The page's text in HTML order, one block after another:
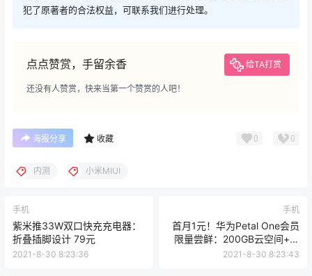
犯了原著者的合法权益，可联系我们进行处理。
点点赞赏，手留余香 给TA打赏
还没有人赞赏，快来当第一个赞赏的人吧！
海报分享 收藏 0 0
内测 小米MIUI
手机
紫米推33W双口快充充电器：
折叠插脚设计 79元
2021-8-30 8:23:36
手机
首月1元！华为Petal One会员
限量尝鲜：200GB云空间+影
音VIP
2021-8-30 8:23:43